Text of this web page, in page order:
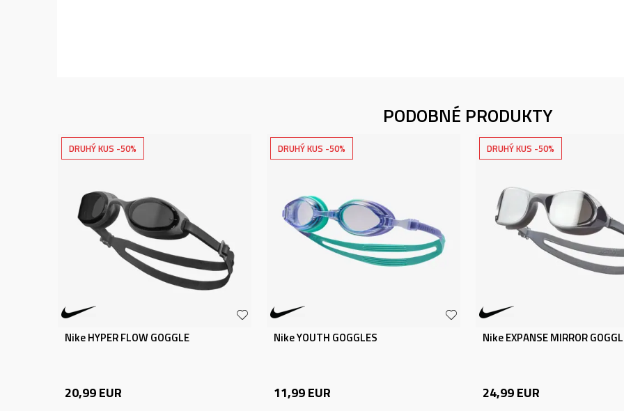
PODOBNÉ PRODUKTY
DRUHÝ KUS -50%
Nike HYPER FLOW GOGGLE
20,99EUR
DRUHÝ KUS -50%
Nike YOUTH GOGGLES
11,99EUR
DRUHÝ KUS -50%
Nike EXPANSE MIRROR
24,99EUR